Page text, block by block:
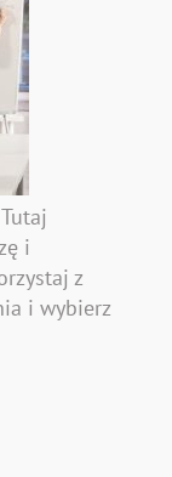
i
z
i wybierz